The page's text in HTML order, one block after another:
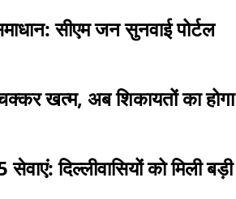
सीएम जन सुनवाई पोर्टल
खत्म, अब शिकायतों का होगा
दिल्लीवासियों को मिली बड़ी